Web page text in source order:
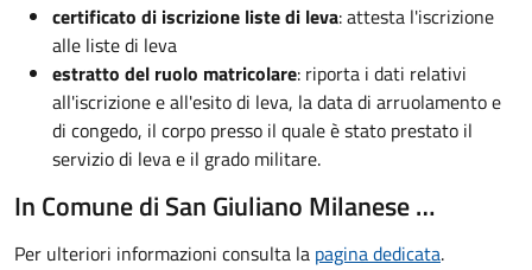
certificato di iscrizione liste di leva: attesta l'iscrizione
alle liste di leva
estratto del ruolo matricolare: riporta i dati relativi
all'iscrizione e all'esito di leva, la data di arruolamento e
di congedo, il corpo presso il quale è stato prestato il
servizio di leva e il grado militare.
In Comune di San Giuliano Milanese …
Per ulteriori informazioni consulta la pagina dedicata.